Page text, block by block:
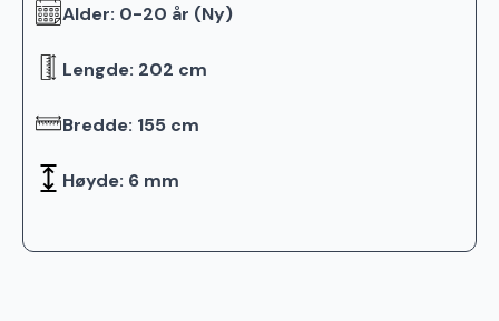
Alder: 0-20 år (Ny)
Lengde: 202 cm
Bredde: 155 cm
Høyde: 6 mm